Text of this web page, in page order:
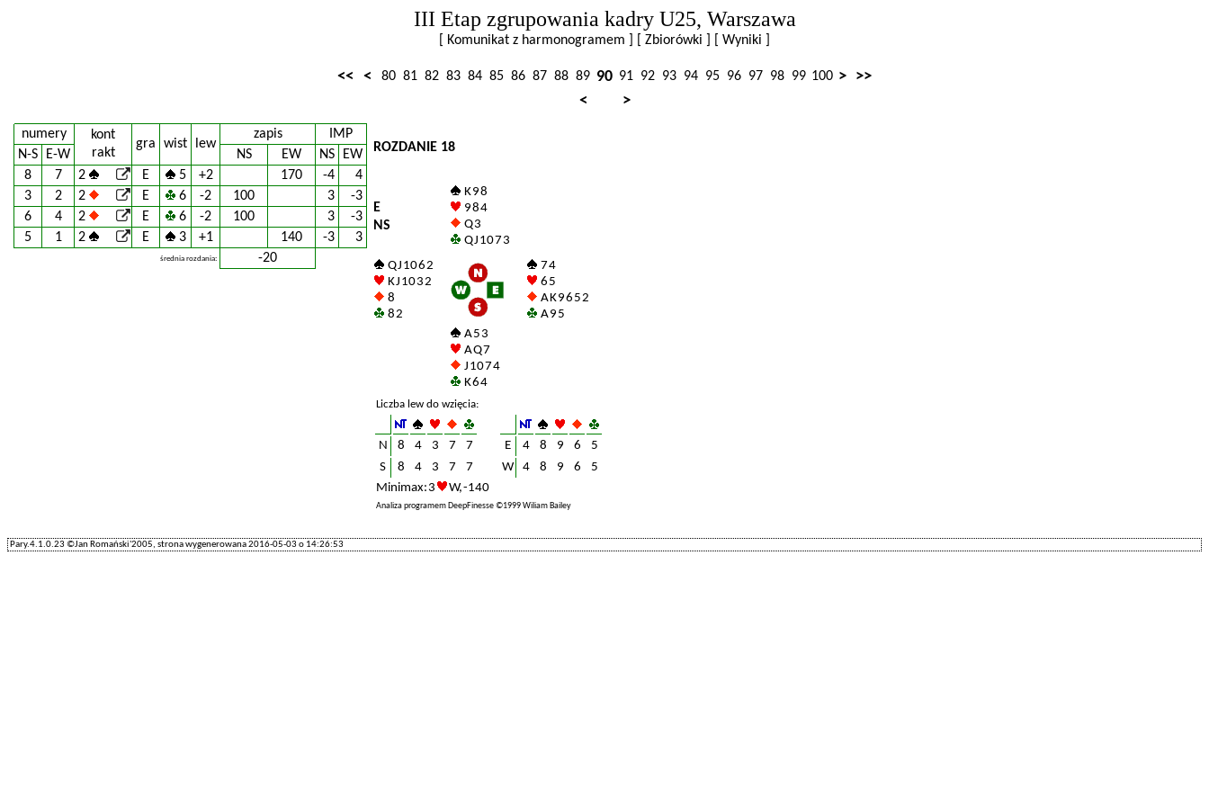
III Etap zgrupowania kadry U25, Warszawa
[ Komunikat z harmonogramem ] [ Zbiorówki ] [ Wyniki ]
<< < 80 81 82 83 84 85 86 87 88 89 90 91 92 93 94 95 96 97 98 99 100 > >>
<
>
numery
kont
rakt
gra wist lew
zapis
IMP
N-S
E-W NS EW NS
EW
8
7 2 E 5 +2 170 -4
4
3
2 2 E 6 -2 100 3
-3
6
4 2 E 6 -2 100 3
-3
5
1 2 E 3 +1 140 -3 3
średnia rozdania: -20
ROZDANIE 18
E
NS
K 9 8
9 8 4
Q 3
Q J 10 7 3
Q J 10 6 2
K J 10 3 2
8
8 2
7 4
6 5
A K 9 6 5 2
A 9 5
A 5 3
A Q 7
J 10 7 4
K 6 4
Liczba lew do wzięcia:
N 8 4 3 7 7 E 4 8 9 6
5
S
8 4 3 7 7 W 4 8 9 6
5
Minimax: 3
W, -140
Analiza programem DeepFinesse ©1999 Wiliam Bailey
Pary.4.1.0.23 ©Jan Romański'2005, strona wygenerowana 2016-05-03 o 14:26:53